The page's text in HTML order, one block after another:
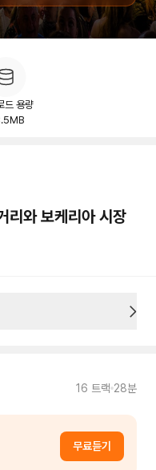
드 용량
리와 보케리아 시장
16 트랙 28분
무료듣기